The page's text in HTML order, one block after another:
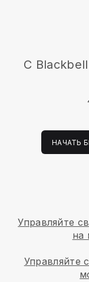
С Blackbell
НАЧАТЬ
Управляйте
на
Управляйте